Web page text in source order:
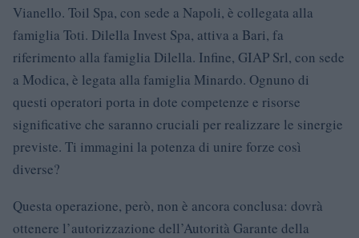
Vianello. Toil Spa, con sede a Napoli, è collegata alla
famiglia Toti. Dilella Invest Spa, attiva a Bari, fa
riferimento alla famiglia Dilella. Infine, GIAP Srl, con sede
a Modica, è legata alla famiglia Minardo. Ognuno di
questi operatori porta in dote competenze e risorse
significative che saranno cruciali per realizzare le sinergie
previste. Ti immagini la potenza di unire forze così
diverse?
Questa operazione, però, non è ancora conclusa: dovrà
ottenere l’autorizzazione dell’Autorità Garante della